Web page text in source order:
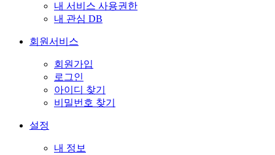
내 서비스 사용권한
내 관심 DB
회원서비스
회원가입
로그인
아이디 찾기
비밀번호 찾기
설정
내 정보